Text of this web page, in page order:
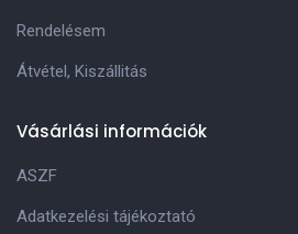
Rendelésem
Átvétel, Kiszállitás
Vásárlási információk
ASZF
Adatkezelési tájékoztató